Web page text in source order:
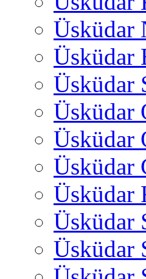
Üsküdar
Üsküdar
Üsküdar
Üsküdar
Üsküdar
Üsküdar
Üsküdar
Üsküdar
Üsküdar